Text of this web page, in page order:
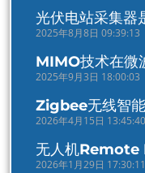
光伏电站采集器
2025年8月8日 09:39:13
MIMO技术在微
2025年9月3日 18:00:03
Zigbee无线智
2026年4月15日 13:45:40
无人机Remote
2026年1月29日 17:30:11